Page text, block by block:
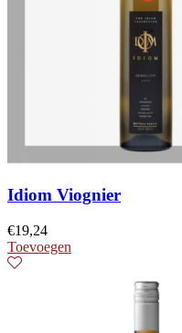
Idiom Viognier
€19,24
Toevoegen